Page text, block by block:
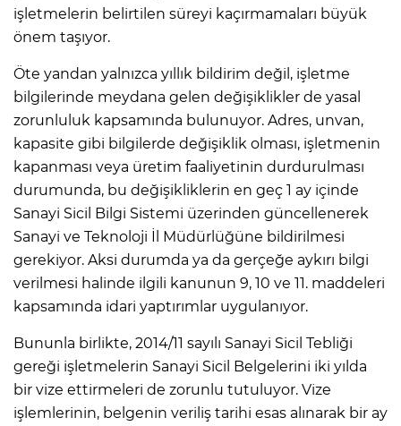
işletmelerin belirtilen süreyi kaçırmamaları büyük
önem taşıyor.
Öte yandan yalnızca yıllık bildirim değil, işletme
bilgilerinde meydana gelen değişiklikler de yasal
zorunluluk kapsamında bulunuyor. Adres, unvan,
kapasite gibi bilgilerde değişiklik olması, işletmenin
kapanması veya üretim faaliyetinin durdurulması
durumunda, bu değişikliklerin en geç 1 ay içinde
Sanayi Sicil Bilgi Sistemi üzerinden güncellenerek
Sanayi ve Teknoloji İl Müdürlüğüne bildirilmesi
gerekiyor. Aksi durumda ya da gerçeğe aykırı bilgi
verilmesi halinde ilgili kanunun 9, 10 ve 11. maddeleri
kapsamında idari yaptırımlar uygulanıyor.
Bununla birlikte, 2014/11 sayılı Sanayi Sicil Tebliği
gereği işletmelerin Sanayi Sicil Belgelerini iki yılda
bir vize ettirmeleri de zorunlu tutuluyor. Vize
işlemlerinin, belgenin veriliş tarihi esas alınarak bir ay